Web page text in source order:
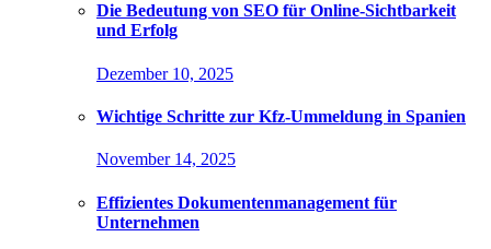
Die Bedeutung von SEO für Online-Sichtbarkeit
und Erfolg
Dezember 10, 2025
Wichtige Schritte zur Kfz-Ummeldung in Spanien
November 14, 2025
Effizientes Dokumentenmanagement für
Unternehmen